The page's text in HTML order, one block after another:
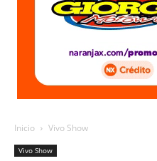
Inicio Vivo Show
Vivo Show